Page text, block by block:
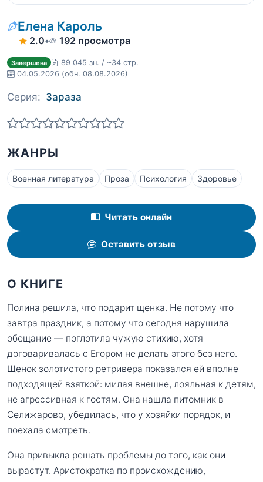
Елена Кароль
2.0• 192 просмотра
Завершена
89 045 зн. / ~34 стр.
04.05.2026 (обн. 08.08.2026)
Серия: Зараза
ЖАНРЫ
Военная литература Проза Психология Здоровье
Читать онлайн
Оставить отзыв
О КНИГЕ
Полина решила, что подарит щенка. Не потому что
завтра праздник, а потому что сегодня нарушила
обещание — поглотила чужую стихию, хотя
договаривалась с Егором не делать этого без него.
Щенок золотистого ретривера показался ей вполне
подходящей взяткой: милая внешне, лояльная к детям,
не агрессивная к гостям. Она нашла питомник в
Селижарово, убедилась, что у хозяйки порядок, и
поехала смотреть.
Она привыкла решать проблемы до того, как они
вырастут. Аристократка по происхождению,